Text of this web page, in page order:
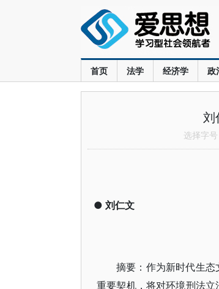
首页 法学 经济学 政
刘
选择字号
● 刘仁文
摘要：作为新时代生
重要契机，将对环境刑法